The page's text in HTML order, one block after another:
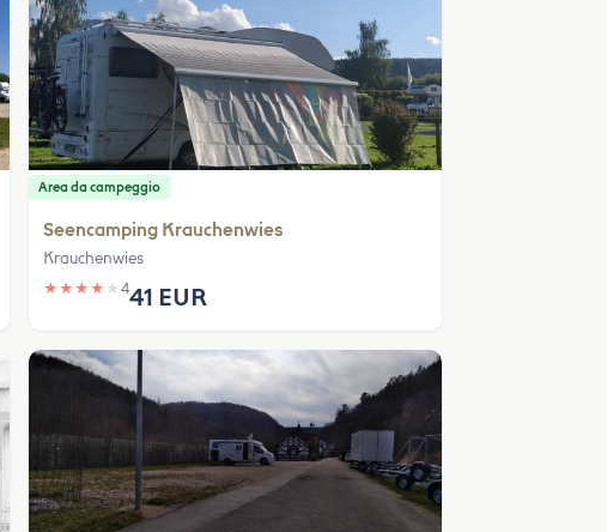
Area da campeggio
Seencamping Krauchenwies
Krauchenwies
★ ★ ★ ★ ★ 441 EUR